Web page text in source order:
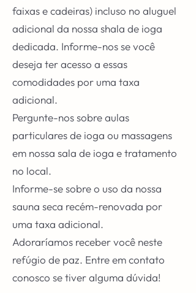
faixas e cadeiras) incluso no aluguel
adicional da nossa shala de ioga
dedicada. Informe-nos se você
deseja ter acesso a essas
comodidades por uma taxa
adicional.
Pergunte-nos sobre aulas
particulares de ioga ou massagens
em nossa sala de ioga e tratamento
no local.
Informe-se sobre o uso da nossa
sauna seca recém-renovada por
uma taxa adicional.
Adoraríamos receber você neste
refúgio de paz. Entre em contato
conosco se tiver alguma dúvida!